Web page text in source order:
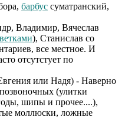
барбус суматранский,
Владимир, Вячеслав
), Станислав со
все местное. И
отсутстует по
или Надя) - Наверно
(улитки
шипы и прочее....),
моллюски, ложные